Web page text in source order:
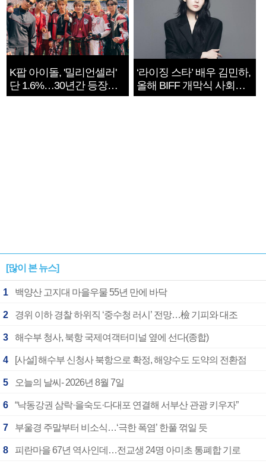
K팝 아이돌, '밀리언셀러'
단 1.6%…30년간 등장
1182개팀 전수조사
‘라이징 스타’ 배우 김민하,
올해 BIFF 개막식 사회자
확정
[많이 본 뉴스]
1 백양산 고지대 마을우물 55년 만에 바닥
2 경위 이하 경찰 하위직 ‘중수청 러시’ 전망…檢 기피와 대조
3 해수부 청사, 북항 국제여객터미널 옆에 선다(종합)
4 [사설] 해수부 신청사 북항으로 확정, 해양수도 도약의 전환점
5 오늘의 날씨- 2026년 8월 7일
6 “낙동강권 삼락·을숙도·다대포 연결해 서부산 관광 키우자”
7 부울경 주말부터 비소식…‘극한 폭염’ 한풀 꺾일 듯
8 피란마을 67년 역사인데…전교생 24명 아미초 통폐합 기로